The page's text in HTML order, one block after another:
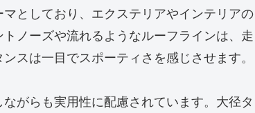
としており、エクステリアやインテリアの
ノーズや流れるようなルーフラインは、走
スは一目でスポーティさを感じさせます。
がらも実用性に配慮されています。大径タ